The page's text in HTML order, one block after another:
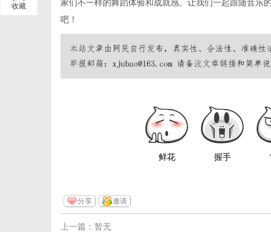
收藏
家们不一样的舞蹈体验和成就感。让我们一起跟随音乐
吧！
鲜花 握手
分享 邀请
上一篇：暂无